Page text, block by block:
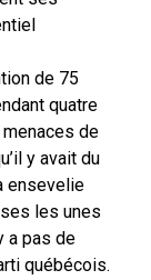
de 75
quatre
de
y avait du
ensevelie
les unes
a pas de
québécois.